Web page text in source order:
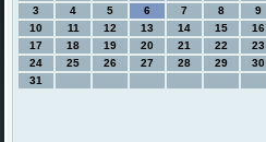
3
4 5 6 7 8
9
10
11 12 13 14 15
16
17
18 19 20 21 22
23
24
25 26 27 28 29
30
31